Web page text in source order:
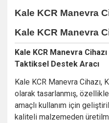
Kale KCR Manevra
Kale KCR Manevra
Kale KCR Manevra
Taktiksel Destek Aracı
Kale KCR Manevra Cihazı,
olarak tasarlanmış,
amaçlı kullanım için
kaliteli malzemeden